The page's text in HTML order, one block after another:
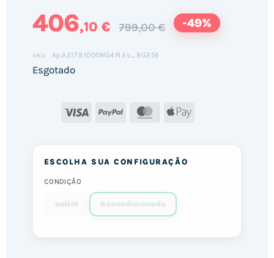
406,10 € 799,00 € -49%
SKU: Ap.A2179.1000NG4.N.Es_8G256
Esgotado
Visa PayPal MasterCard
Apple
ESCOLHA SUA CONFIGURAÇÃO
CONDIÇÃO
outlet Recondicionado